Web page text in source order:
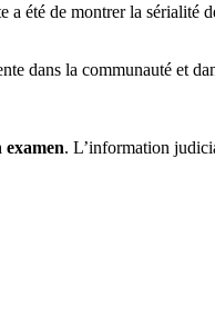
a été de montrer la sérialité
dans la communauté et
examen. L’information